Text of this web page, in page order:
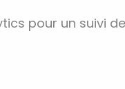
pour un suivi